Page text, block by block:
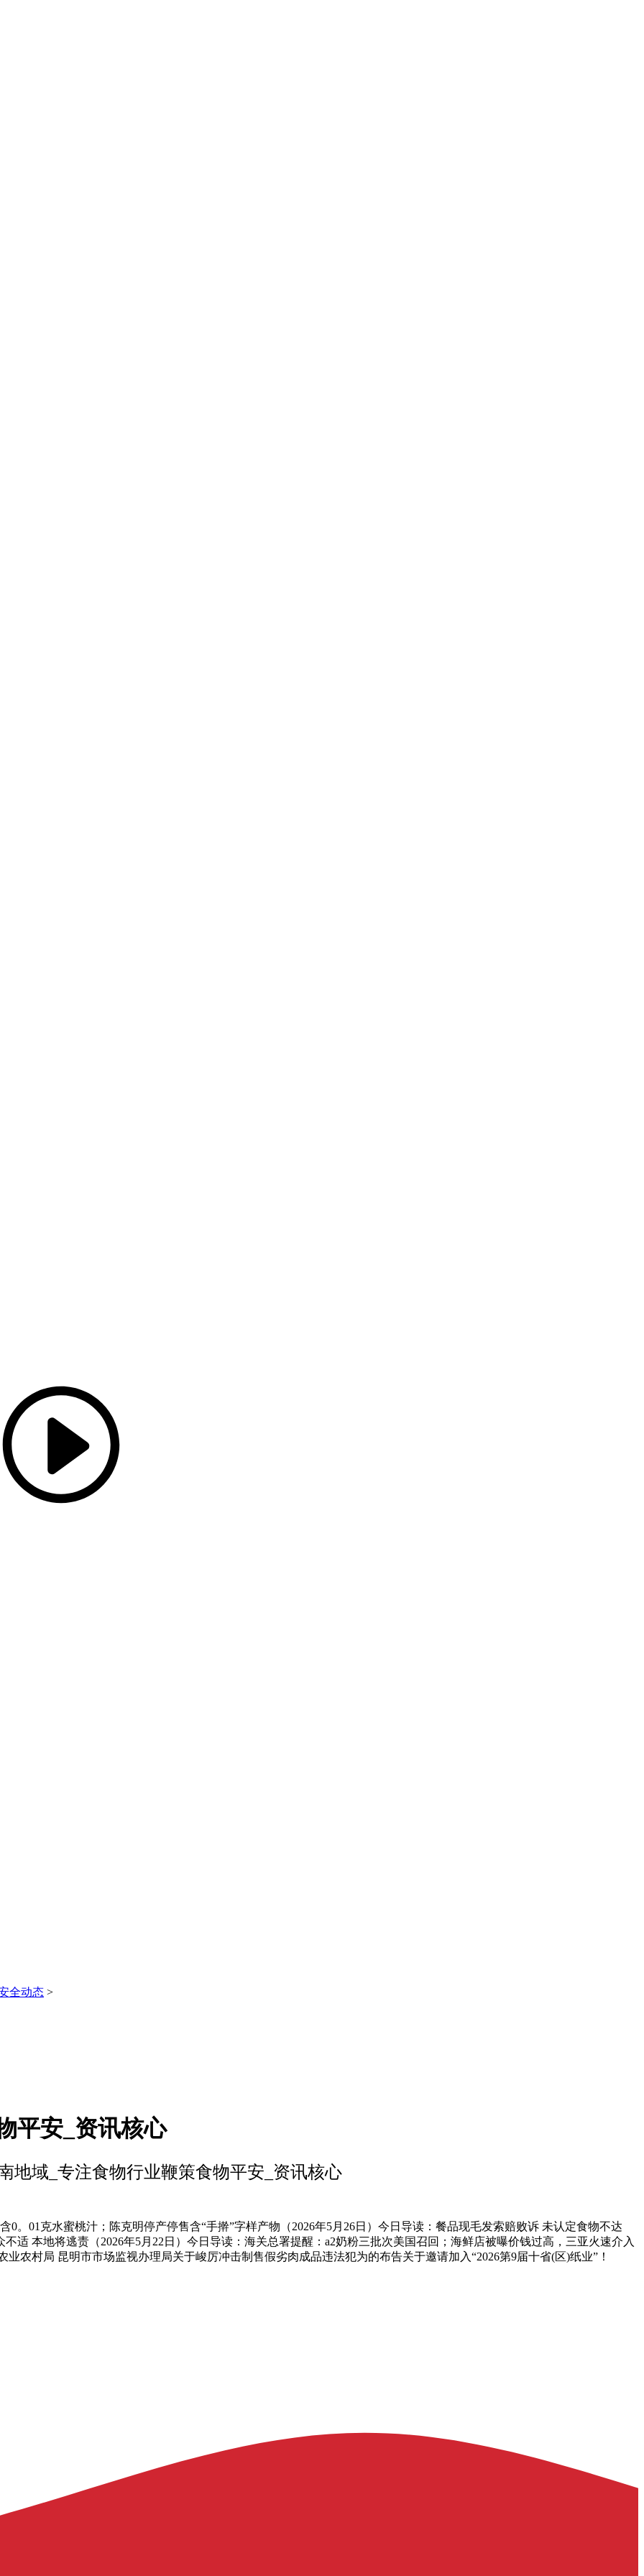
全动态 >
平安_资讯核心
地域_专注食物行业鞭策食物平安_资讯核心
01克水蜜桃汁；陈克明停产停售含“手擀”字样产物（2026年5月26日）今日导读：餐品现毛发索赔败诉 未认定食物不达
适 本地将逃责（2026年5月22日）今日导读：海关总署提醒：a2奶粉三批次美国召回；海鲜店被曝价钱过高，三亚火速介入
农村局 昆明市市场监视办理局关于峻厉冲击制售假劣肉成品违法犯为的布告关于邀请加入“2026第9届十省(区)纸业”！